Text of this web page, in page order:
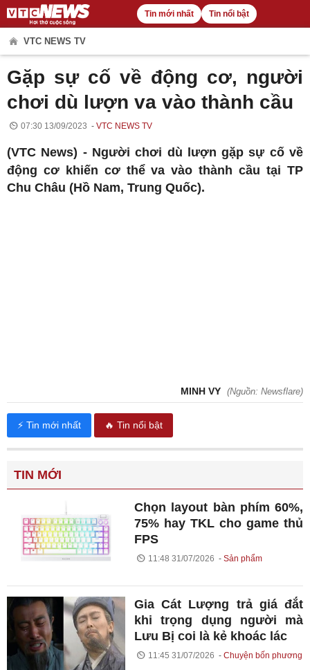
Tin mới nhất Tin nổi bật
VTC NEWS TV
Gặp sự cố về động cơ, người
chơi dù lượn va vào thành cầu
07:30 13/09/2023 VTC NEWS TV
(VTC News) - Người chơi dù lượn gặp sự cố về
động cơ khiến cơ thể va vào thành cầu tại TP
Chu Châu (Hồ Nam, Trung Quốc).
MINH VY (Nguồn: Newsflare)
⚡ Tin mới nhất 🔥 Tin nổi bật
TIN MỚI
Chọn layout bàn phím 60%,
75% hay TKL cho game thủ
FPS
11:48 31/07/2026 Sản phẩm
Gia Cát Lượng trả giá đắt
khi trọng dụng người mà
Lưu Bị coi là kẻ khoác lác
11:45 31/07/2026 Chuyện bốn phương